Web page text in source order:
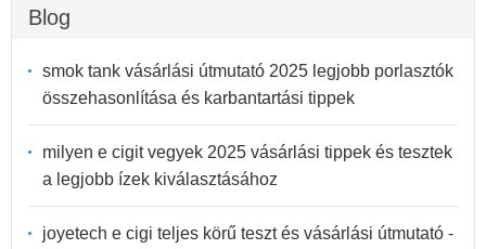
Blog
smok tank vásárlási útmutató 2025 legjobb porlasztók
összehasonlítása és karbantartási tippek
milyen e cigit vegyek 2025 vásárlási tippek és tesztek
a legjobb ízek kiválasztásához
joyetech e cigi teljes körű teszt és vásárlási útmutató -